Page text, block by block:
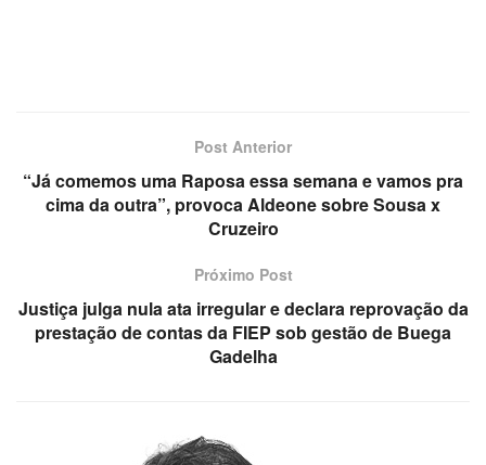
Post Anterior
“Já comemos uma Raposa essa semana e vamos pra
cima da outra”, provoca Aldeone sobre Sousa x
Cruzeiro
Próximo Post
Justiça julga nula ata irregular e declara reprovação da
prestação de contas da FIEP sob gestão de Buega
Gadelha